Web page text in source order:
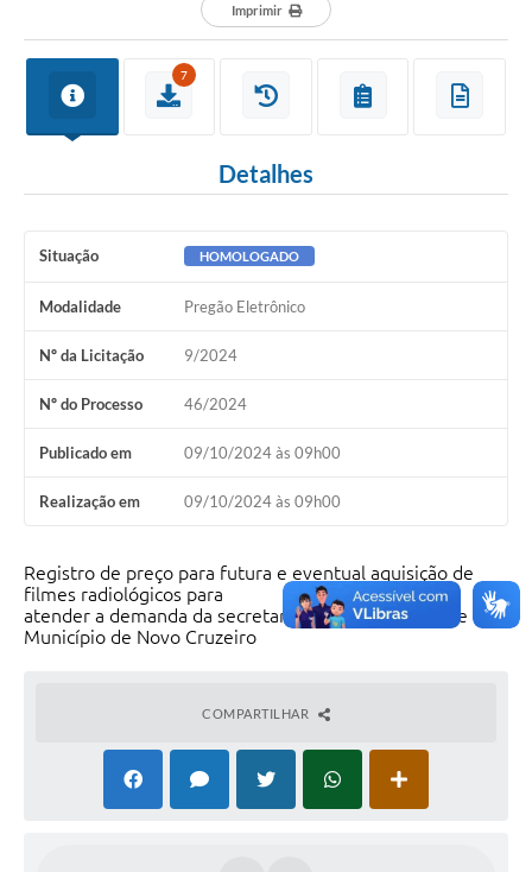
Imprimir
7
Detalhes
Situação HOMOLOGADO
Modalidade Pregão Eletrônico
Nº da Licitação 9/2024
Nº do Processo 46/2024
Publicado em 09/10/2024 às 09h00
Realização em 09/10/2024 às 09h00
Registro de preço para futura e eventual aquisição de
filmes radiológicos para
atender a demanda da secretaria municipal de Saúde do
Município de Novo Cruzeiro
COMPARTILHAR